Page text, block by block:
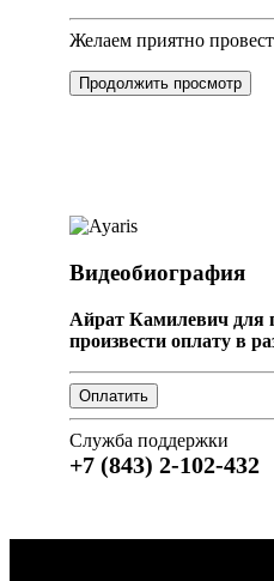
Желаем приятно
Продолжить просмотр
Видеобиография
Айрат Камилевич для
произвести оплату в
Служба поддержки
+7 (843) 2-102-432